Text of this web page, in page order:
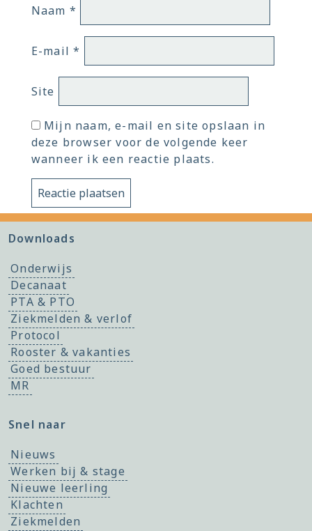
Naam *
E-mail*
Site
Mijn naam, e-mail en site opslaan in
deze browser voor de volgende keer
wanneer ik een reactie plaats.
Downloads
Onderwijs
Decanaat
PTA & PTO
Ziekmelden & verlof
Protocol
Rooster & vakanties
Goed bestuur
MR
Snel naar
Nieuws
Werken bij & stage
Nieuwe leerling
Klachten
Ziekmelden